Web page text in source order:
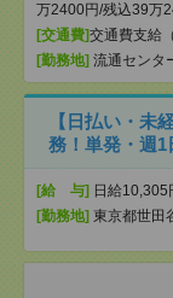
万2400円/残込39万
[交通費]交通費支給
[勤務地] 流通センタ
【日払い・未
務！単発・週
[給 与] 日給10,305
[勤務地] 東京都世田